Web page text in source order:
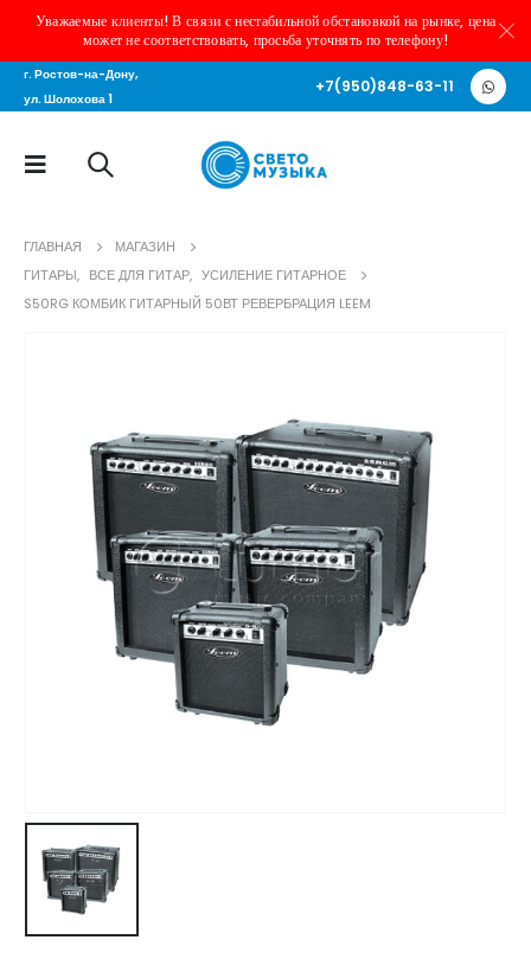
Уважаемые клиенты! В связи с нестабильной обстановкой на рынке, цена
может не соответствовать, просьба уточнять по телефону!
г. Ростов-на-Дону,
ул. Шолохова 1
+7(950)848-63-11
ГЛАВНАЯ
МАГАЗИН
ГИТАРЫ, ВСЕ ДЛЯ ГИТАР, УСИЛЕНИЕ ГИТАРНОЕ
S50RG КОМБИК ГИТАРНЫЙ 50ВТ РЕВЕРБРАЦИЯ LEEM